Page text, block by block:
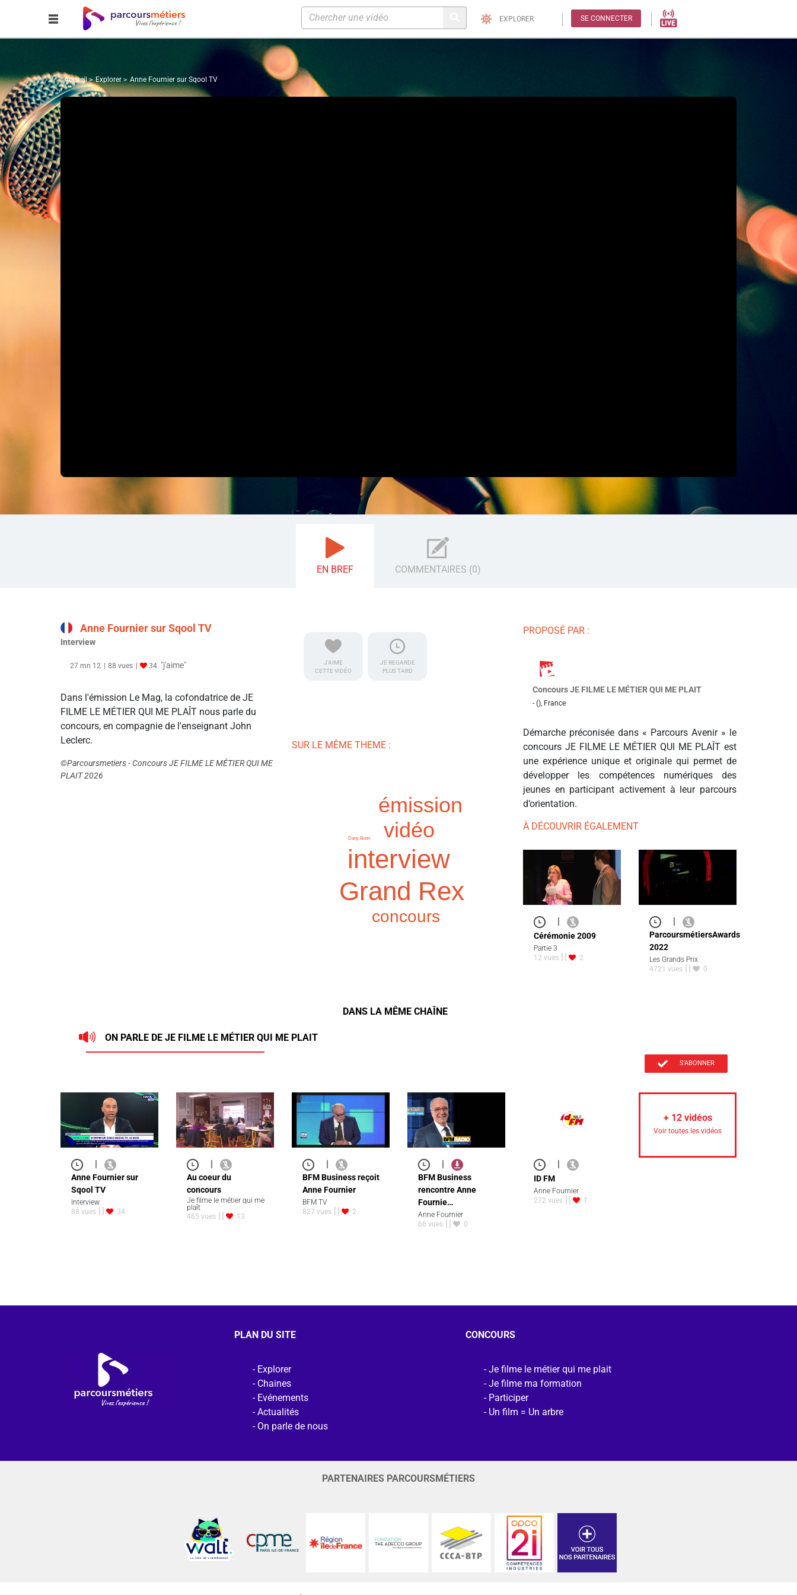
EXPLORER SE CONNECTER
Accueil Explorer Anne Fournier sur Sqool TV
EN BREF COMMENTAIRES (0)
Anne Fournier sur Sqool TV
Interview
27 mn 12 88 vues 34 "j'aime"
Dans l'émission Le Mag, la cofondatrice de JE
FILME LE MÉTIER QUI ME PLAÎT nous parle du
concours, en compagnie de l'enseignant John
Leclerc.
©Parcoursmetiers - Concours JE FILME LE MÉTIER QUI ME
PLAIT 2026
J'AIME
CETTE VIDÉO
JE REGARDE
PLUS TARD
SUR LE MÊME THEME :
interview
Grand Rex
vidéo
émission
concours
Dany Boon
PROPOSÉ PAR :
Concours JE FILME LE MÉTIER QUI ME PLAIT
- (), France
Démarche préconisée dans « Parcours Avenir » le
concours JE FILME LE MÉTIER QUI ME PLAÎT est
une expérience unique et originale qui permet de
développer les compétences numériques des
jeunes en participant activement à leur parcours
d’orientation.
À DÉCOUVRIR ÉGALEMENT
Cérémonie 2009
Partie 3
12 vues
2
ParcoursmétiersAwards
2022
Les Grands Prix
4721 vues
0
DANS LA MÊME CHAÎNE
ON PARLE DE JE FILME LE MÉTIER QUI ME PLAIT
S'ABONNER
Anne Fournier sur
Sqool TV
Interview
88 vues
34
Au coeur du
concours
Je filme le métier qui me
plaît
465 vues
13
BFM Business reçoit
Anne Fournier
BFM TV
827 vues
2
BFM Business
rencontre Anne
Fournie…
Anne Fournier
66 vues
0
ID FM
Anne Fournier
272 vues
1
+ 12vidéos
Voir toutes les vidéos
PLAN DU SITE
Explorer
Chaines
Evénements
Actualités
On parle de nous
CONCOURS
Je filme le métier qui me plait
Je filme ma formation
Participer
Un film = Un arbre
PARTENAIRES PARCOURSMÉTIERS